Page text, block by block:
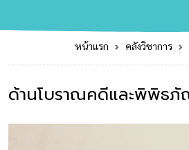
หน้าแรก คลังวิชาการ
ด้านโบราณคดีและพิพิธ